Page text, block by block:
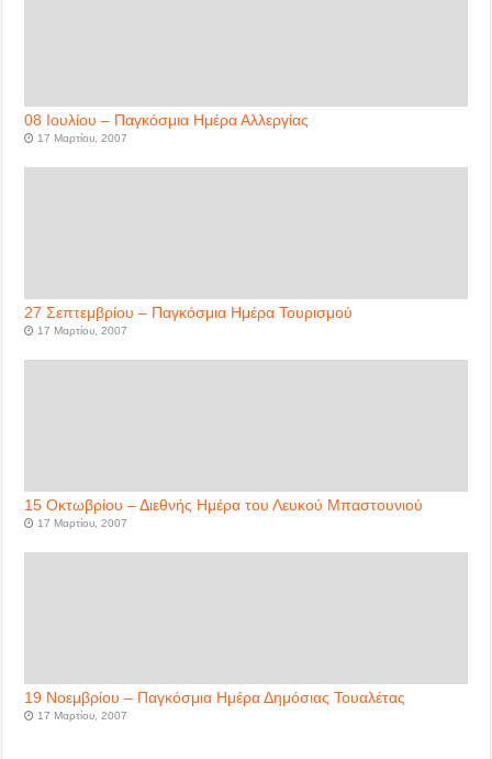
08 Ιουλίου – Παγκόσμια Ημέρα Αλλεργίας
17 Μαρτίου, 2007
27 Σεπτεμβρίου – Παγκόσμια Ημέρα Τουρισμού
17 Μαρτίου, 2007
15 Οκτωβρίου – Διεθνής Ημέρα του Λευκού Μπαστουνιού
17 Μαρτίου, 2007
19 Νοεμβρίου – Παγκόσμια Ημέρα Δημόσιας Τουαλέτας
17 Μαρτίου, 2007